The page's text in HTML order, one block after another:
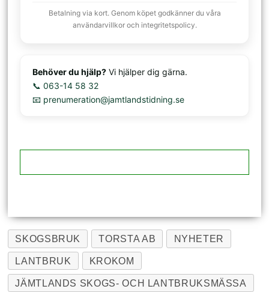
Betalning via kort. Genom köpet godkänner du våra
användarvillkor och integritetspolicy.
Behöver du hjälp? Vi hjälper dig gärna.
📞 063-14 58 32
📧 prenumeration@jamtlandstidning.se
SKOGSBRUK TORSTA AB NYHETER
LANTBRUK KROKOM
JÄMTLANDS SKOGS- OCH LANTBRUKSMÄSSA